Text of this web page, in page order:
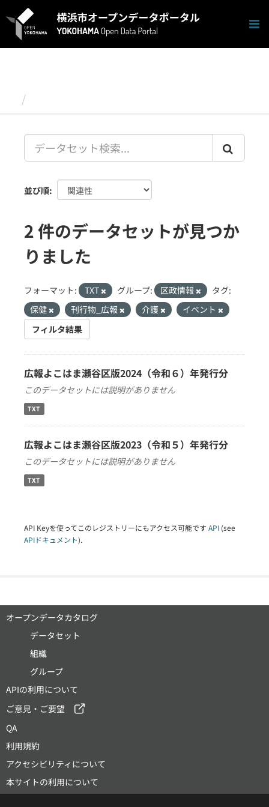
キ
並び順
2 件のデータセットが見つか
りました
フォーマット: TXT グループ: 区政情報
タグ:
保健
刊行物_広報 介護
イベント
フィルタ結果
広報よこはま瀬谷区版2024（令和６）年発行分
このデータセットには説明がありません
TXT
広報よこはま瀬谷区版2023（令和５）年発行分
このデータセットには説明がありません
TXT
API Keyを使ってこのレジストリーにもアクセス可能です API (see
APIドキュメント).
オープンデータカタログ
データセット
組織
グループ
APIの利用について
ご意見・ご要望
QA
利用規約
アクセシビリティについて
本サイトの利用について